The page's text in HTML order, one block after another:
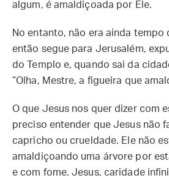
algum, é amaldiçoada por Ele.
No entanto, não era ainda
então segue para Jerusalém,
do Templo e, quando sai da
“Olha, Mestre, a figueira que
O que Jesus nos quer dizer com
preciso entender que Jesus não
capricho ou crueldade. Ele não
amaldiçoando uma árvore por
e com fome. Jesus, caridade